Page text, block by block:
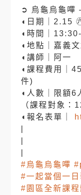
➲ 烏龜烏龜嗶
◖日期｜2.15
◖時間｜
◖地點｜嘉義
◖講師｜阿一
◖課程費用｜
件)
◖人數｜限額6
（課程對象：
◖報名表單｜
#烏龜烏龜嗶
#一起當個一日
#園區全新課